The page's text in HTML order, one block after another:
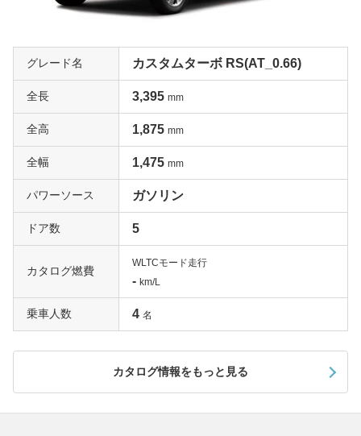
グレード名 カスタムターボ RS(AT_0.66)
全長 3,395 mm
全高 1,875 mm
全幅 1,475 mm
パワーソース ガソリン
ドア数 5
カタログ燃費
WLTCモード走行
- km/L
乗車人数 4 名
カタログ情報をもっと見る